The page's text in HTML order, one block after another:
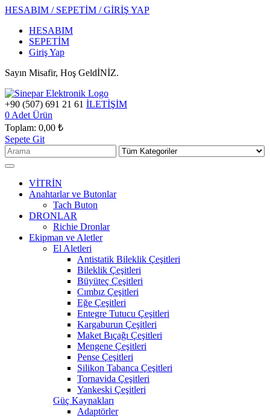
HESABIM / SEPETİM / GİRİŞ YAP
HESABIM
SEPETİM
Giriş Yap
Sayın Misafir, Hoş GeldİNİZ.
+90 (507) 691 21 61 İLETİŞİM
0 Adet Ürün
Toplam: 0,00 ₺
Sepete Git
VİTRİN
Anahtarlar ve Butonlar
Tach Buton
DRONLAR
Richie Dronlar
Ekipman ve Aletler
El Aletleri
Antistatik Bileklik Çeşitleri
Bileklik Çeşitleri
Büyüteç Çeşitleri
Cımbız Çeşitleri
Eğe Çeşitleri
Entegre Tutucu Çeşitleri
Kargaburun Çeşitleri
Maket Bıçağı Çeşitleri
Mengene Çeşitleri
Pense Çeşitleri
Silikon Tabanca Çeşitleri
Tornavida Çeşitleri
Yankeski Çeşitleri
Güç Kaynakları
Adaptörler